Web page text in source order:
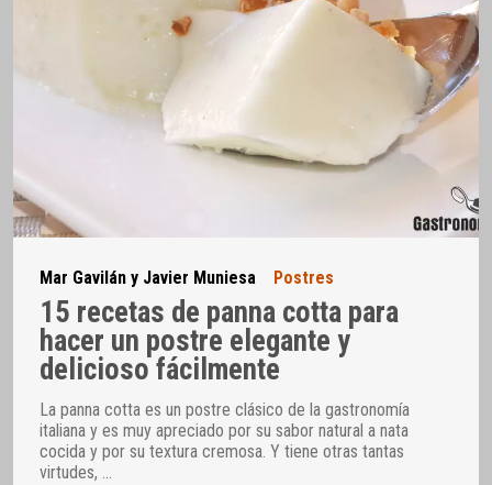
Mar Gavilán y Javier Muniesa Postres
15 recetas de panna cotta para
hacer un postre elegante y
delicioso fácilmente
La panna cotta es un postre clásico de la gastronomía
italiana y es muy apreciado por su sabor natural a nata
cocida y por su textura cremosa. Y tiene otras tantas
virtudes, …